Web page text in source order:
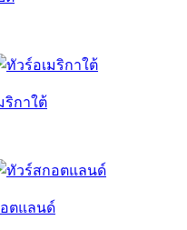
ริกาใต้
ตแลนด์